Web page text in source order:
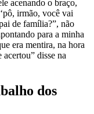
acenando o braço,
irmão, você vai
de família?”, não
para a minha
era mentira, na hora
disse na
dos